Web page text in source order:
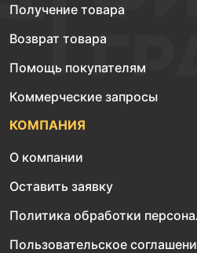
Получение товара
Возврат товара
Помощь покупателям
Коммерческие запросы
КОМПАНИЯ
О компании
Оставить заявку
Политика обработки
Пользовательское